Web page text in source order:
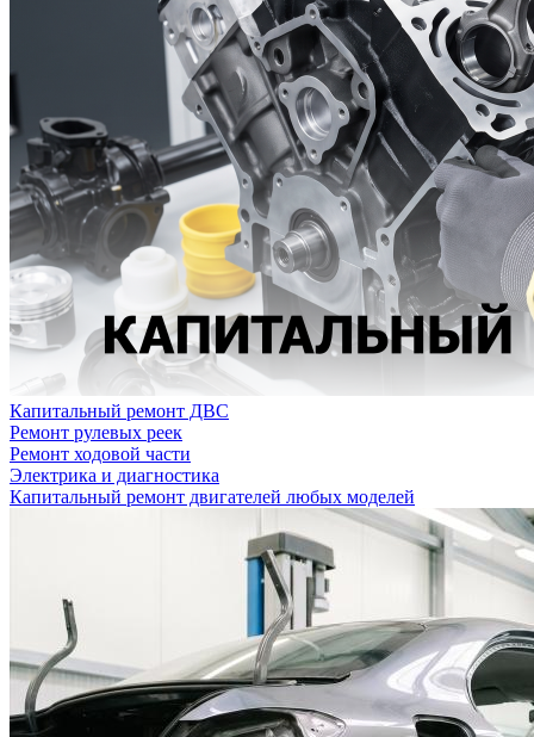
Капитальный ремонт ДВС
Ремонт рулевых реек
Ремонт ходовой части
Электрика и диагностика
Капитальный ремонт двигателей любых моделей